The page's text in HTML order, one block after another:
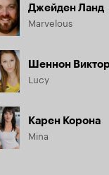
Джейден Ланд
Marvelous
Lucy
Карен Корона
Mina